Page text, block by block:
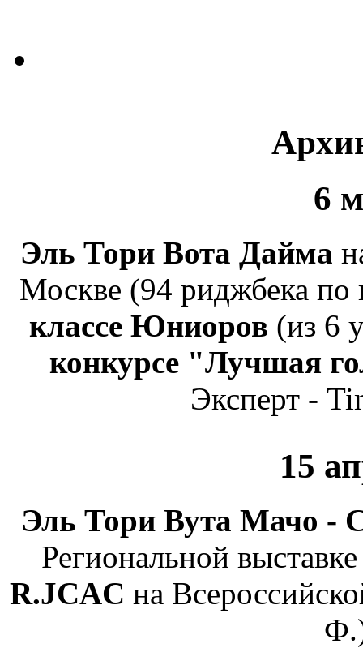
6
Эль Тори Вота Дайма
Москве (94 риджбека по
классе Юниоров (из 6
конкурсе "Лучшая
Эксперт -
15
Эль Тори Вута Мачо -
Региональной
R.JCAC на